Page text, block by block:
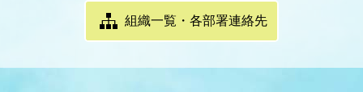
組織一覧・各部署連絡先